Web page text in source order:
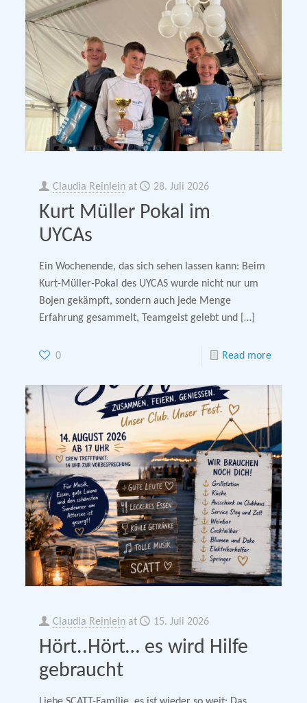
Claudia Reinlein at 28. Juli 2026
Kurt Müller Pokal im
UYCAs
Ein Wochenende, das sich sehen lassen kann: Beim
Kurt-Müller-Pokal des UYCAS wurde nicht nur um
Bojen gekämpft, sondern auch jede Menge
Erfahrung gesammelt, Teamgeist gelebt und
[…]
0 Read more
Claudia Reinlein at 15. Juli 2026
Hört..Hört… es wird Hilfe
gebraucht